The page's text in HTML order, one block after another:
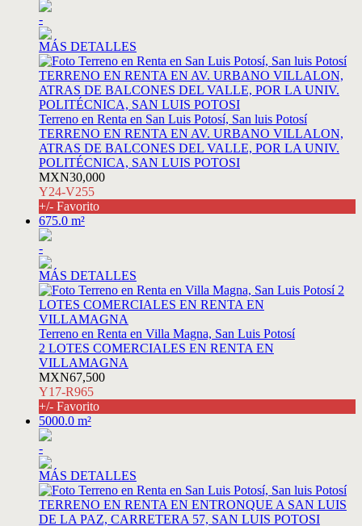
-
MÁS DETALLES
Terreno en Renta en San Luis Potosí, San luis Potosí
TERRENO EN RENTA EN AV. URBANO VILLALON,
ATRAS DE BALCONES DEL VALLE, POR LA UNIV.
POLITÉCNICA, SAN LUIS POTOSI
MXN30,000
Y24-V255
+/- Favorito
675.0 m²
-
MÁS DETALLES
Terreno en Renta en Villa Magna, San Luis Potosí
2 LOTES COMERCIALES EN RENTA EN
VILLAMAGNA
MXN67,500
Y17-R965
+/- Favorito
5000.0 m²
-
MÁS DETALLES